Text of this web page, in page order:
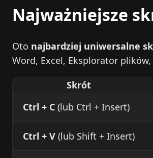
Najważniejsze
Oto najbardziej uniwersalne
Word, Excel, Eksplorator
Skrót
Ctrl + C (lub Ctrl + Insert)
Ctrl + V (lub Shift + Insert)